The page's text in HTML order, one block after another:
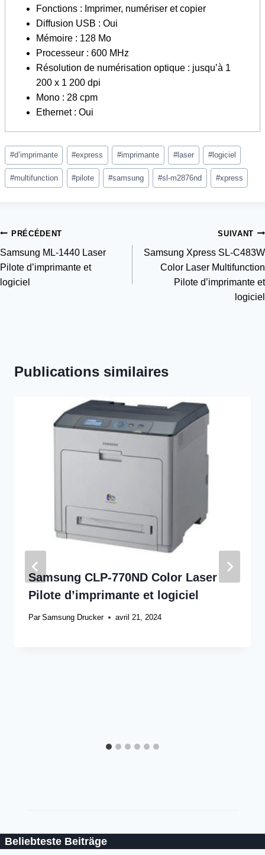
Fonctions : Imprimer, numériser et copier
Diffusion USB : Oui
Mémoire : 128 Mo
Processeur : 600 MHz
Résolution de numérisation optique : jusqu’à 1
200 x 1 200 dpi
Mono : 28 cpm
Ethernet : Oui
Étiquettes
de
la
#d’imprimante #express #imprimante #laser #logiciel
#multifunction #pilote #samsung #sl-m2876nd #xpress
Navigation
de
l’article
PRÉCÉDENT
Samsung ML-1440 Laser
Pilote d’imprimante et
logiciel
SUIVANT
Samsung Xpress SL-C483W
Color Laser Multifunction
Pilote d’imprimante et
logiciel
Publications similaires
Samsung CLP-770ND Color Laser
Pilote d’imprimante et logiciel
Par Samsung Drucker avril 21, 2024
Beliebteste Beiträge